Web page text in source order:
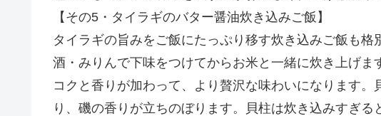
【その5・タイラギのバター醤油炊き込みご飯】
タイラギの旨みをご飯にたっぷり移す炊き込みご飯も格
酒・みりんで下味をつけてからお米と一緒に炊き上げま
コクと香りが加わって、より贅沢な味わいになります
り、磯の香りが立ちのぼります。貝柱は炊き込みすぎ